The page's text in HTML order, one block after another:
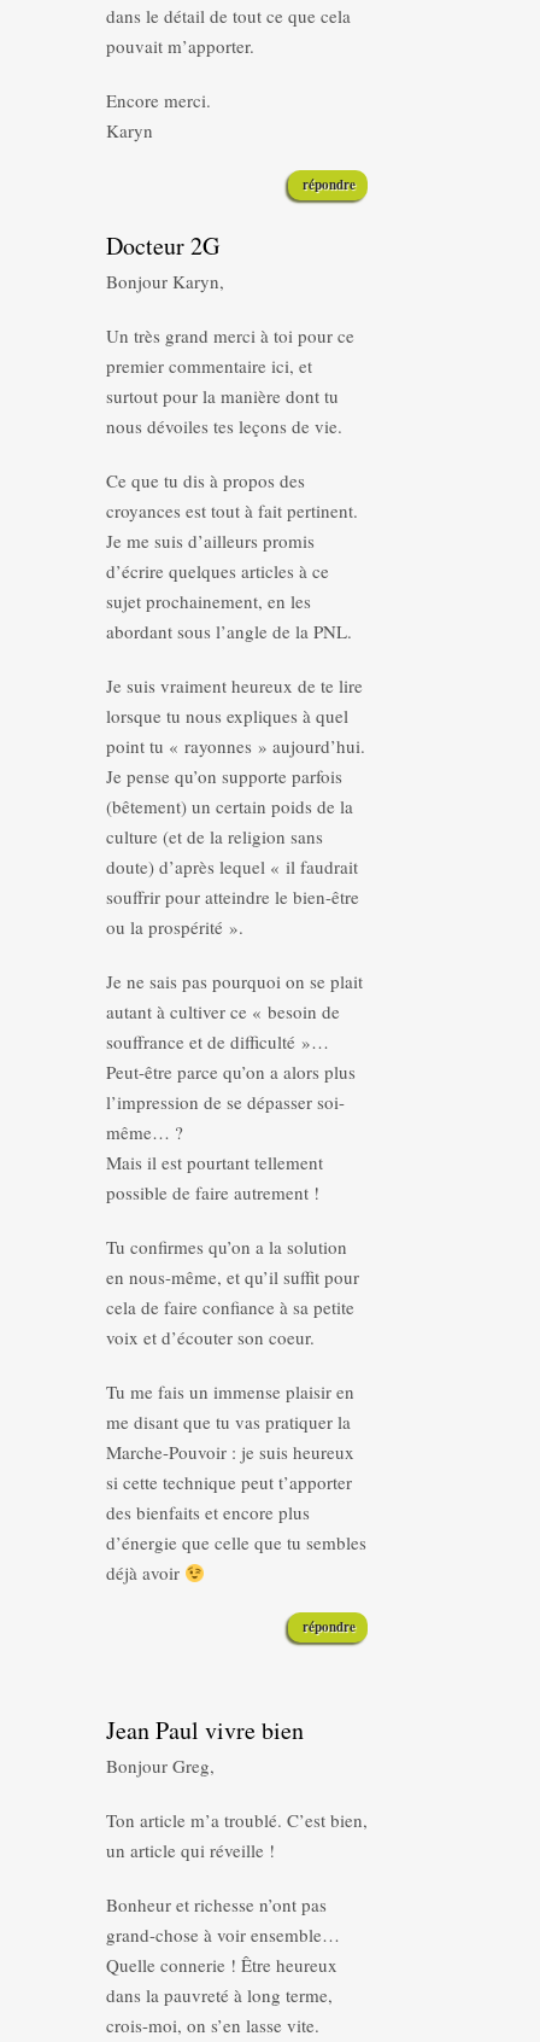
dans le détail de tout ce que cela
pouvait m’apporter.
Encore merci.
Karyn
répondre
Docteur 2G
Bonjour Karyn,
Un très grand merci à toi pour ce
premier commentaire ici, et
surtout pour la manière dont tu
nous dévoiles tes leçons de vie.
Ce que tu dis à propos des
croyances est tout à fait pertinent.
Je me suis d’ailleurs promis
d’écrire quelques articles à ce
sujet prochainement, en les
abordant sous l’angle de la PNL.
Je suis vraiment heureux de te lire
lorsque tu nous expliques à quel
point tu « rayonnes » aujourd’hui.
Je pense qu’on supporte parfois
(bêtement) un certain poids de la
culture (et de la religion sans
doute) d’après lequel « il faudrait
souffrir pour atteindre le bien-être
ou la prospérité ».
Je ne sais pas pourquoi on se plait
autant à cultiver ce « besoin de
souffrance et de difficulté »…
Peut-être parce qu’on a alors plus
l’impression de se dépasser soi-
même… ?
Mais il est pourtant tellement
possible de faire autrement !
Tu confirmes qu’on a la solution
en nous-même, et qu’il suffit pour
cela de faire confiance à sa petite
voix et d’écouter son coeur.
Tu me fais un immense plaisir en
me disant que tu vas pratiquer la
Marche-Pouvoir : je suis heureux
si cette technique peut t’apporter
des bienfaits et encore plus
d’énergie que celle que tu sembles
déjà avoir
répondre
Jean Paul vivre bien
Bonjour Greg,
Ton article m’a troublé. C’est bien,
un article qui réveille !
Bonheur et richesse n’ont pas
grand-chose à voir ensemble…
Quelle connerie ! Être heureux
dans la pauvreté à long terme,
crois-moi, on s’en lasse vite.